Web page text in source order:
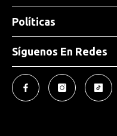
Políticas
Síguenos En Redes